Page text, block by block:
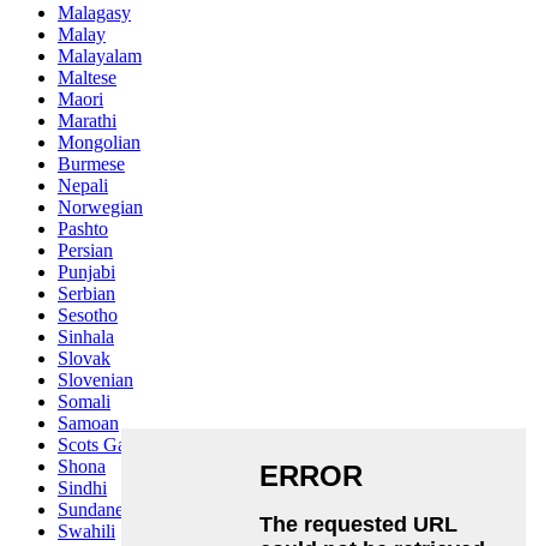
Malagasy
Malay
Malayalam
Maltese
Maori
Marathi
Mongolian
Burmese
Nepali
Norwegian
Pashto
Persian
Punjabi
Serbian
Sesotho
Sinhala
Slovak
Slovenian
Somali
Samoan
Scots Gaelic
Shona
Sindhi
Sundanese
Swahili